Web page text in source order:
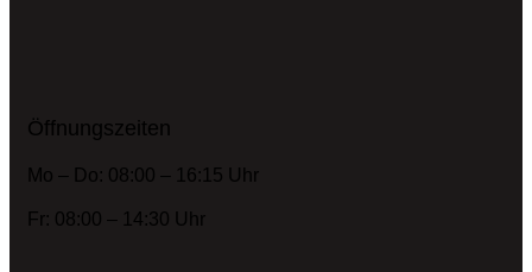
Öffnungszeiten
Mo – Do: 08:00 – 16:15 Uhr
Fr: 08:00 – 14:30 Uhr